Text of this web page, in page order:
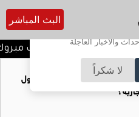
الإشعارات؟
والأخبار العاجلة
لا شكراً
البث المباشر
محمد العطيات الف مبروك
لتحقيق مكاسب مادية.. هل تحول